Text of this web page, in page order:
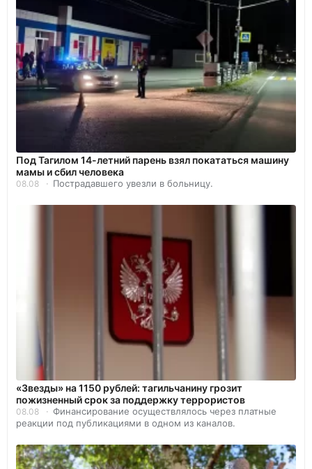
Под Тагилом 14-летний парень взял покататься машину
мамы и сбил человека
08.08 Пострадавшего увезли в больницу.
«Звезды» на 1150 рублей: тагильчанину грозит
пожизненный срок за поддержку террористов
08.08
Финансирование осуществлялось через платные
реакции под публикациями в одном из каналов.